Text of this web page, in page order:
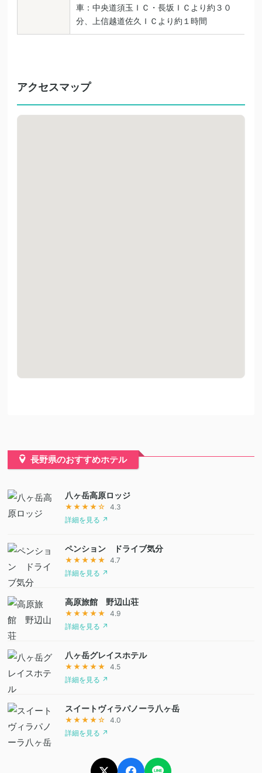
車：中央道須玉ＩＣ・長坂ＩＣより約３０
分、上信越道佐久ＩＣより約１時間
アクセスマップ
長野県のおすすめホテル
八ヶ岳高原ロッジ
★★★★☆
4.3
詳細を見る ↗
ペンション ドライブ気分
★★★★★
4.7
詳細を見る ↗
高原旅館 野辺山荘
★★★★★
4.9
詳細を見る ↗
八ヶ岳グレイスホテル
★★★★★
4.5
詳細を見る ↗
スイートヴィラパノーラ八ヶ岳
★★★★☆
4.0
詳細を見る ↗